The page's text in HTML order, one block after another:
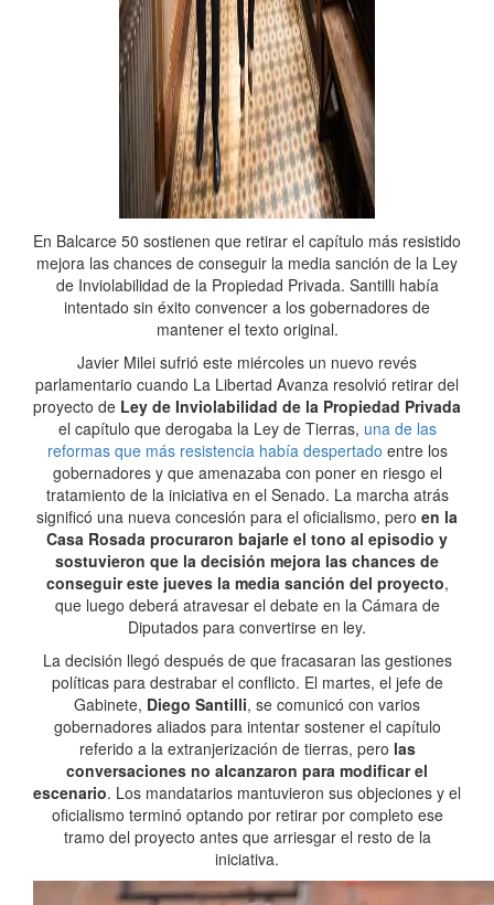
En Balcarce 50 sostienen que retirar el capítulo más resistido
mejora las chances de conseguir la media sanción de la Ley
de Inviolabilidad de la Propiedad Privada. Santilli había
intentado sin éxito convencer a los gobernadores de
mantener el texto original.
Javier Milei sufrió este miércoles un nuevo revés
parlamentario cuando La Libertad Avanza resolvió retirar del
proyecto de Ley de Inviolabilidad de la Propiedad Privada
el capítulo que derogaba la Ley de Tierras, una de las
reformas que más resistencia había despertado entre los
gobernadores y que amenazaba con poner en riesgo el
tratamiento de la iniciativa en el Senado. La marcha atrás
significó una nueva concesión para el oficialismo, pero en la
Casa Rosada procuraron bajarle el tono al episodio y
sostuvieron que la decisión mejora las chances de
conseguir este jueves la media sanción del proyecto,
que luego deberá atravesar el debate en la Cámara de
Diputados para convertirse en ley.
La decisión llegó después de que fracasaran las gestiones
políticas para destrabar el conflicto. El martes, el jefe de
Gabinete, Diego Santilli, se comunicó con varios
gobernadores aliados para intentar sostener el capítulo
referido a la extranjerización de tierras, pero las
conversaciones no alcanzaron para modificar el
escenario. Los mandatarios mantuvieron sus objeciones y el
oficialismo terminó optando por retirar por completo ese
tramo del proyecto antes que arriesgar el resto de la
iniciativa.